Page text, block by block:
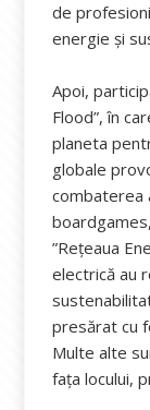
de
energie și
Apoi,
Flood”, în
planeta
globale
combaterea
”Rețeaua
electrică au
presărat cu
Multe alte
fața locului,